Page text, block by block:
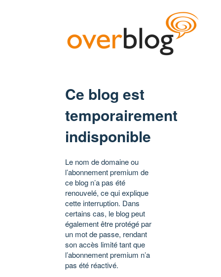
Ce blog est
temporairement
indisponible
Le nom de domaine ou
l’abonnement premium de
ce blog n’a pas été
renouvelé, ce qui explique
cette interruption. Dans
certains cas, le blog peut
également être protégé par
un mot de passe, rendant
son accès limité tant que
l’abonnement premium n’a
pas été réactivé.